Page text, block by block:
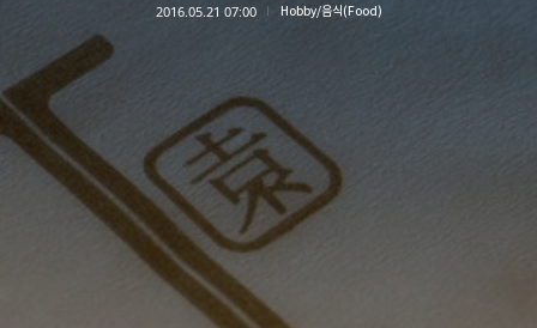
2016.05.21 07:00 Hobby/음식(Food)